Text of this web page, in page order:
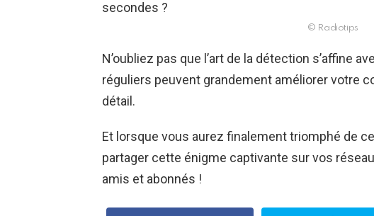
© Radiotips
N’oubliez pas que l’art de la détection s’affine
réguliers peuvent grandement améliorer votre
détail.
Et lorsque vous aurez finalement triomphé de
partager cette énigme captivante sur vos
amis et abonnés !